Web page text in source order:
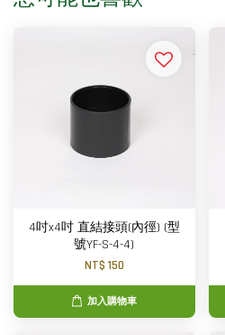
4吋x4吋 直結接頭(內徑) (型
號YF-S-4-4)
NT$ 150
加入購物車